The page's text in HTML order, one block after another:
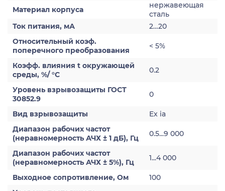
Материал корпуса
нержавеющая
сталь
Ток питания, мА
2…20
Относительный коэф.
поперечного преобразования
< 5%
Коэфф. влияния t окружающей
среды, %/ °С
0.2
Уровень взрывозащиты ГОСТ
30852.9
0
Вид взрывозащиты
Ex ia
Диапазон рабочих частот
(неравномерность АЧХ ± 1 дБ), Гц
0.5...9 000
Диапазон рабочих частот
(неравномерность АЧХ ± 5%), Гц
1...4 000
Выходное сопротивление, Ом
100